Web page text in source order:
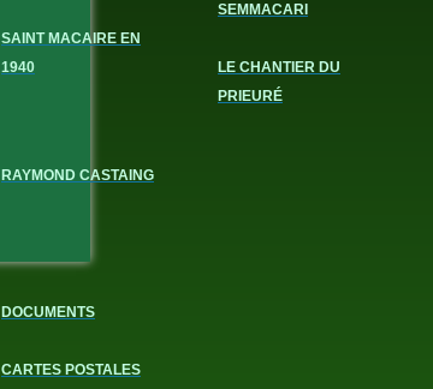
SAINT MACAIRE EN
1940
SEMMACARI
LE CHANTIER DU
PRIEURÉ
RAYMOND CASTAING
DOCUMENTS
CARTES POSTALES